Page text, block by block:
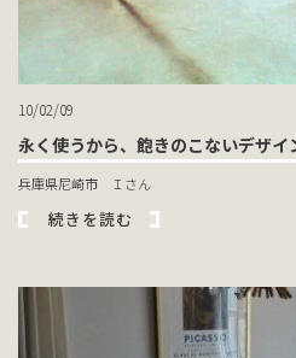
10/02/09
永く使うから、飽きのこないデザイ
兵庫県尼崎市 Ｉさん
続きを読む